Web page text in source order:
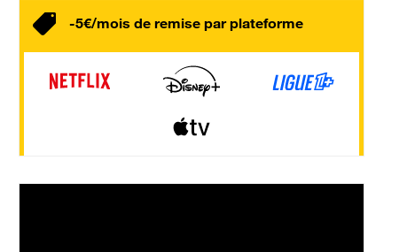
-5€/mois de remise par plateforme